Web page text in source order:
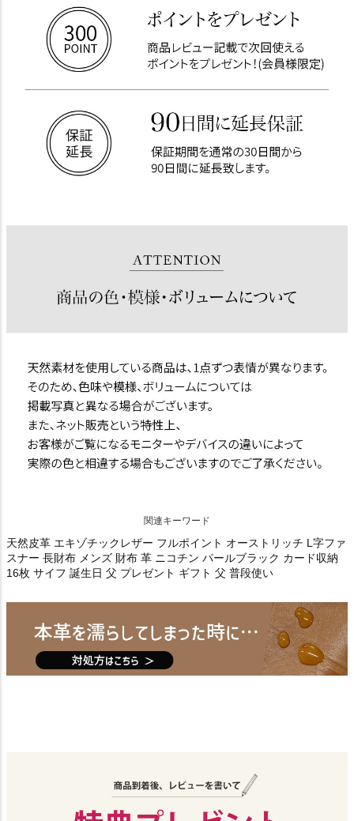
関連キーワード
天然皮革 エキゾチックレザー フルポイント オーストリッチ L字ファ
スナー 長財布 メンズ 財布 革 ニコチン パールブラック カード収納
16枚 サイフ 誕生日 父 プレゼント ギフト 父 普段使い